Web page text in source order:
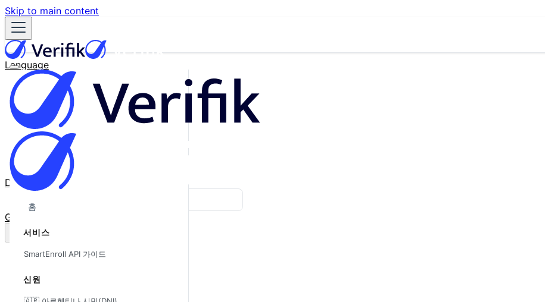
Skip to main content
Language
English
Español
Français
Português
한국어
日本語
中文
Docs
GitHub
홈
서비스
SmartEnroll API 가이드
신원